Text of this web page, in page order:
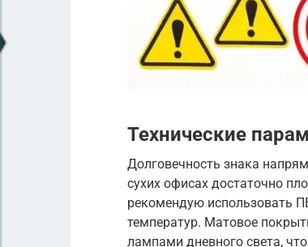
Технические
Долговечность знака
сухих офисах достаточно
рекомендую использовать
температур. Матовое
лампами дневного света,